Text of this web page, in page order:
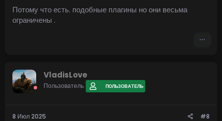
Потому что есть. подобные плагины но они весьма
ограничены .
VladisLove
Пользователь ПОЛЬЗОВАТЕЛЬ
8 Июл 2025 #8